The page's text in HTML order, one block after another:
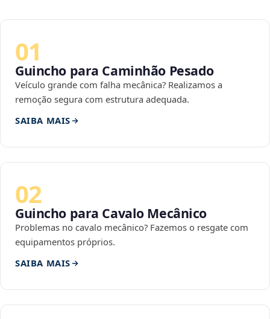
01
Guincho para Caminhão Pesado
Veículo grande com falha mecânica? Realizamos a
remoção segura com estrutura adequada.
SAIBA MAIS
02
Guincho para Cavalo Mecânico
Problemas no cavalo mecânico? Fazemos o resgate com
equipamentos próprios.
SAIBA MAIS